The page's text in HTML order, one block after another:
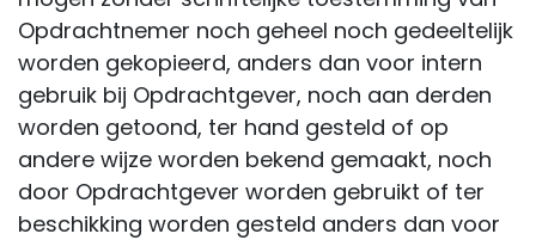
Opdrachtnemer noch geheel noch gedeeltelijk
worden gekopieerd, anders dan voor intern
gebruik bij Opdrachtgever, noch aan derden
worden getoond, ter hand gesteld of op
andere wijze worden bekend gemaakt, noch
door Opdrachtgever worden gebruikt of ter
beschikking worden gesteld anders dan voor